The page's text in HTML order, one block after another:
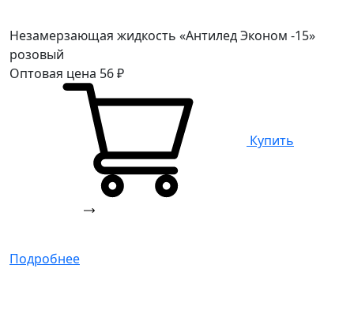
Незамерзающая жидкость «Антилед Эконом -15»
розовый
Оптовая цена 56₽
Купить
Подробнее